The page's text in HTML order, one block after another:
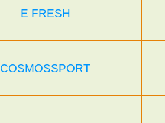
E FRESH
COSMOSSPORT